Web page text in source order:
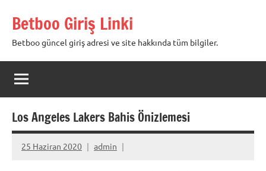
Betboo Giriş Linki
Betboo güncel giriş adresi ve site hakkında tüm bilgiler.
Los Angeles Lakers Bahis Önizlemesi
25 Haziran 2020 admin